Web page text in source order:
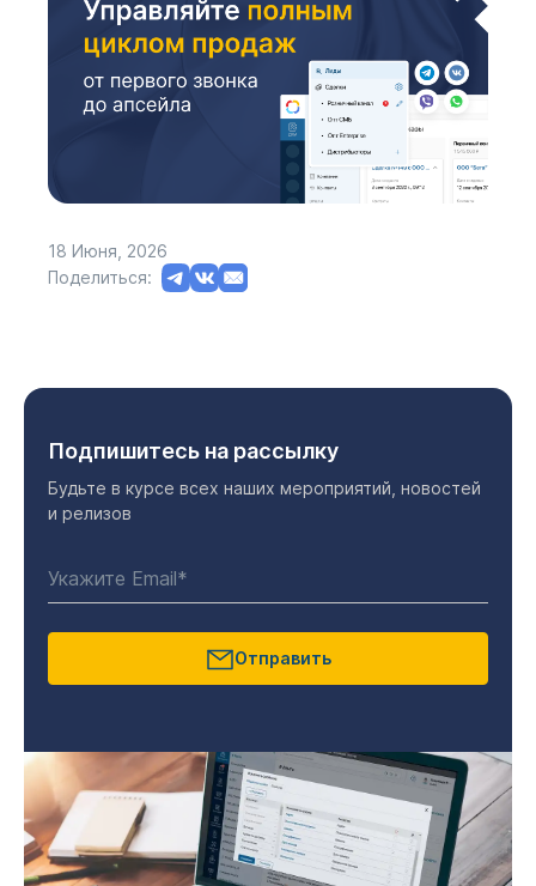
18 Июня, 2026
Поделиться:
Подпишитесь на рассылку
Будьте в курсе всех наших мероприятий, новостей
и релизов
Отправить